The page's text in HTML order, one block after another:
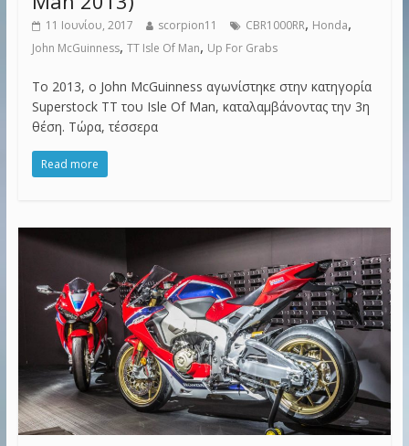
11 Ιουνίου, 2017 scorpion11 CBR1000RR, Honda,
John McGuinness, TT Isle Of Man, Up For Grabs
Το 2013, ο John McGuinness αγωνίστηκε στην κατηγορία
Superstock TT του Isle Of Man, καταλαμβάνοντας την 3η
θέση. Τώρα, τέσσερα
Read more